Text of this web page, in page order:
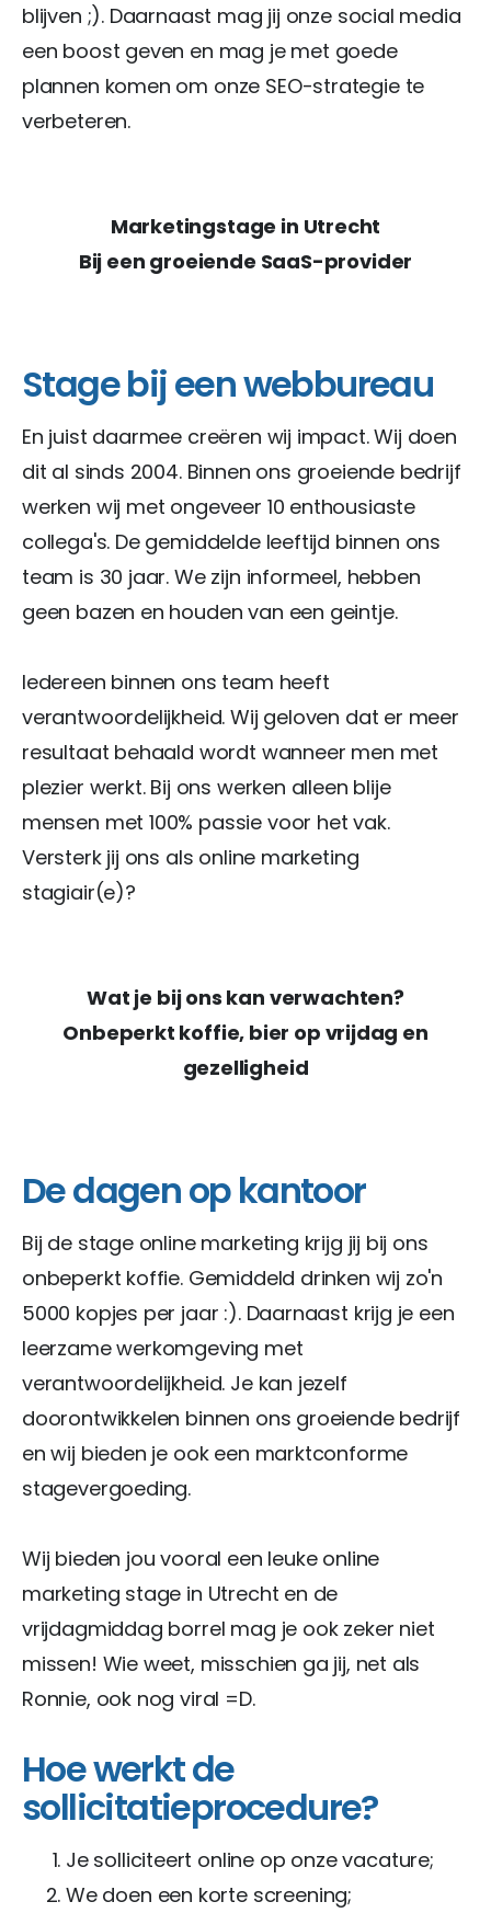
blijven ;). Daarnaast mag jij onze social media
een boost geven en mag je met goede
plannen komen om onze SEO-strategie te
verbeteren.
Marketingstage in Utrecht
Bij een groeiende SaaS-provider
Stage bij een webbureau
En juist daarmee creëren wij impact. Wij doen
dit al sinds 2004. Binnen ons groeiende bedrijf
werken wij met ongeveer 10 enthousiaste
collega's. De gemiddelde leeftijd binnen ons
team is 30 jaar. We zijn informeel, hebben
geen bazen en houden van een geintje.
Iedereen binnen ons team heeft
verantwoordelijkheid. Wij geloven dat er meer
resultaat behaald wordt wanneer men met
plezier werkt. Bij ons werken alleen blije
mensen met 100% passie voor het vak.
Versterk jij ons als online marketing
stagiair(e)?
Wat je bij ons kan verwachten?
Onbeperkt koffie, bier op vrijdag en
gezelligheid
De dagen op kantoor
Bij de stage online marketing krijg jij bij ons
onbeperkt koffie. Gemiddeld drinken wij zo'n
5000 kopjes per jaar :). Daarnaast krijg je een
leerzame werkomgeving met
verantwoordelijkheid. Je kan jezelf
doorontwikkelen binnen ons groeiende bedrijf
en wij bieden je ook een marktconforme
stagevergoeding.
Wij bieden jou vooral een leuke online
marketing stage in Utrecht en de
vrijdagmiddag borrel mag je ook zeker niet
missen! Wie weet, misschien ga jij, net als
Ronnie, ook nog viral =D.
Hoe werkt de
sollicitatieprocedure?
Je solliciteert online op onze vacature;
We doen een korte screening;